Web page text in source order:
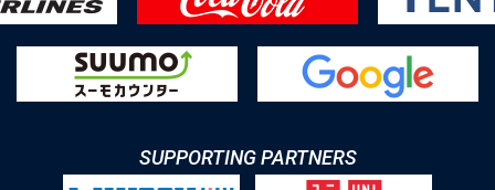
SUPPORTING PARTNERS